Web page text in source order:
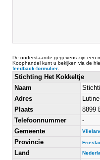
De onderstaande gegevens zijn een
Koophandel kunt u bekijken via de
feedback-formulier.
Stichting Het Kokkeltje
Naam
Adres
Plaats
8899
Telefoonnummer
-
Gemeente
Provincie
Land